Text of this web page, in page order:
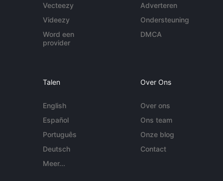
Vecteezy
Videezy
Word een
provider
Adverteren
Ondersteuning
DMCA
Talen
English
Español
Português
Deutsch
Meer...
Over Ons
Over ons
Ons team
Onze blog
Contact